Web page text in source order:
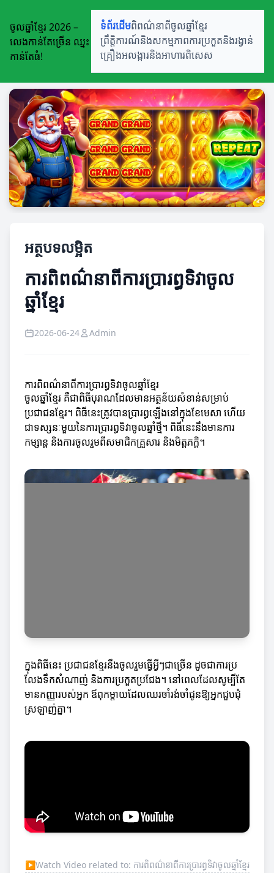
ចូលឆ្នាំខ្មែរ 2026 –
លេងកាន់តែច្រើន ឈ្នះ
កាន់តែធំ!
ទំព័រដើមពិពណ៌នាពីចូលឆ្នាំខ្មែរ
ព្រឹត្តិការណ៍និងសកម្មភាពការប្រកួតនិងរង្វាន់
គ្រឿងអលង្ការនិងអាហារពិសេស
អត្ថបទលម្អិត
ការពិពណ៌នាពីការប្រារព្ធទិវាចូល
ឆ្នាំខ្មែរ
2026-06-24 Admin
ការពិពណ៌នាពីការប្រារព្ធទិវាចូលឆ្នាំខ្មែរ
ចូលឆ្នាំខ្មែរ គឺជាពិធីបុរាណដែលមានអត្ថន័យសំខាន់សម្រាប់
ប្រជាជនខ្មែរ។ ពិធីនេះត្រូវបានប្រារព្ធឡើងនៅក្នុងខែមេសា ហើយ
ជាទស្សនៈមួយនៃការប្រារព្ធទិវាចូលឆ្នាំថ្មី។ ពិធីនេះនឹងមានការ
កម្សាន្ត និងការចូលរួមពីសមាជិកគ្រួសារ និងមិត្តភក្តិ។
ក្នុងពិធីនេះ ប្រជាជនខ្មែរនឹងចូលរួមធ្វើអ្វីៗជាច្រើន ដូចជាការប្រ
លែងទឹកសំណាញ់ និងការប្រកួតប្រជែង។ នៅពេលដែលសូម្បីតែ
មានកញ្ញារបស់អ្នក ឪពុកម្តាយដែលឈរចាំរង់ចាំជូនឱ្យអ្នកជួបជុំ
ស្រឡាញ់គ្នា។
▶Watch Video related to: ការពិពណ៌នាពីការប្រារព្ធទិវាចូលឆ្នាំខ្មែរ